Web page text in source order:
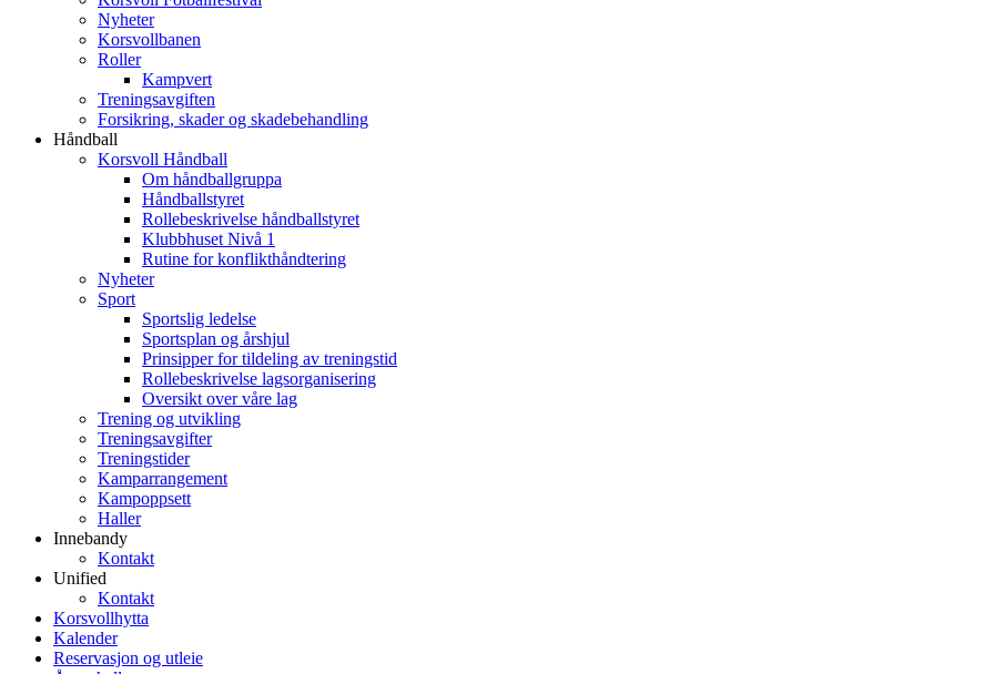
Nyheter
Korsvollbanen
Roller
Kampvert
Treningsavgiften
Forsikring, skader og skadebehandling
Håndball
Korsvoll Håndball
Om håndballgruppa
Håndballstyret
Rollebeskrivelse håndballstyret
Klubbhuset Nivå 1
Rutine for konflikthåndtering
Nyheter
Sport
Sportslig ledelse
Sportsplan og årshjul
Prinsipper for tildeling av treningstid
Rollebeskrivelse lagsorganisering
Oversikt over våre lag
Trening og utvikling
Treningsavgifter
Treningstider
Kamparrangement
Kampoppsett
Haller
Innebandy
Kontakt
Unified
Kontakt
Korsvollhytta
Kalender
Reservasjon og utleie